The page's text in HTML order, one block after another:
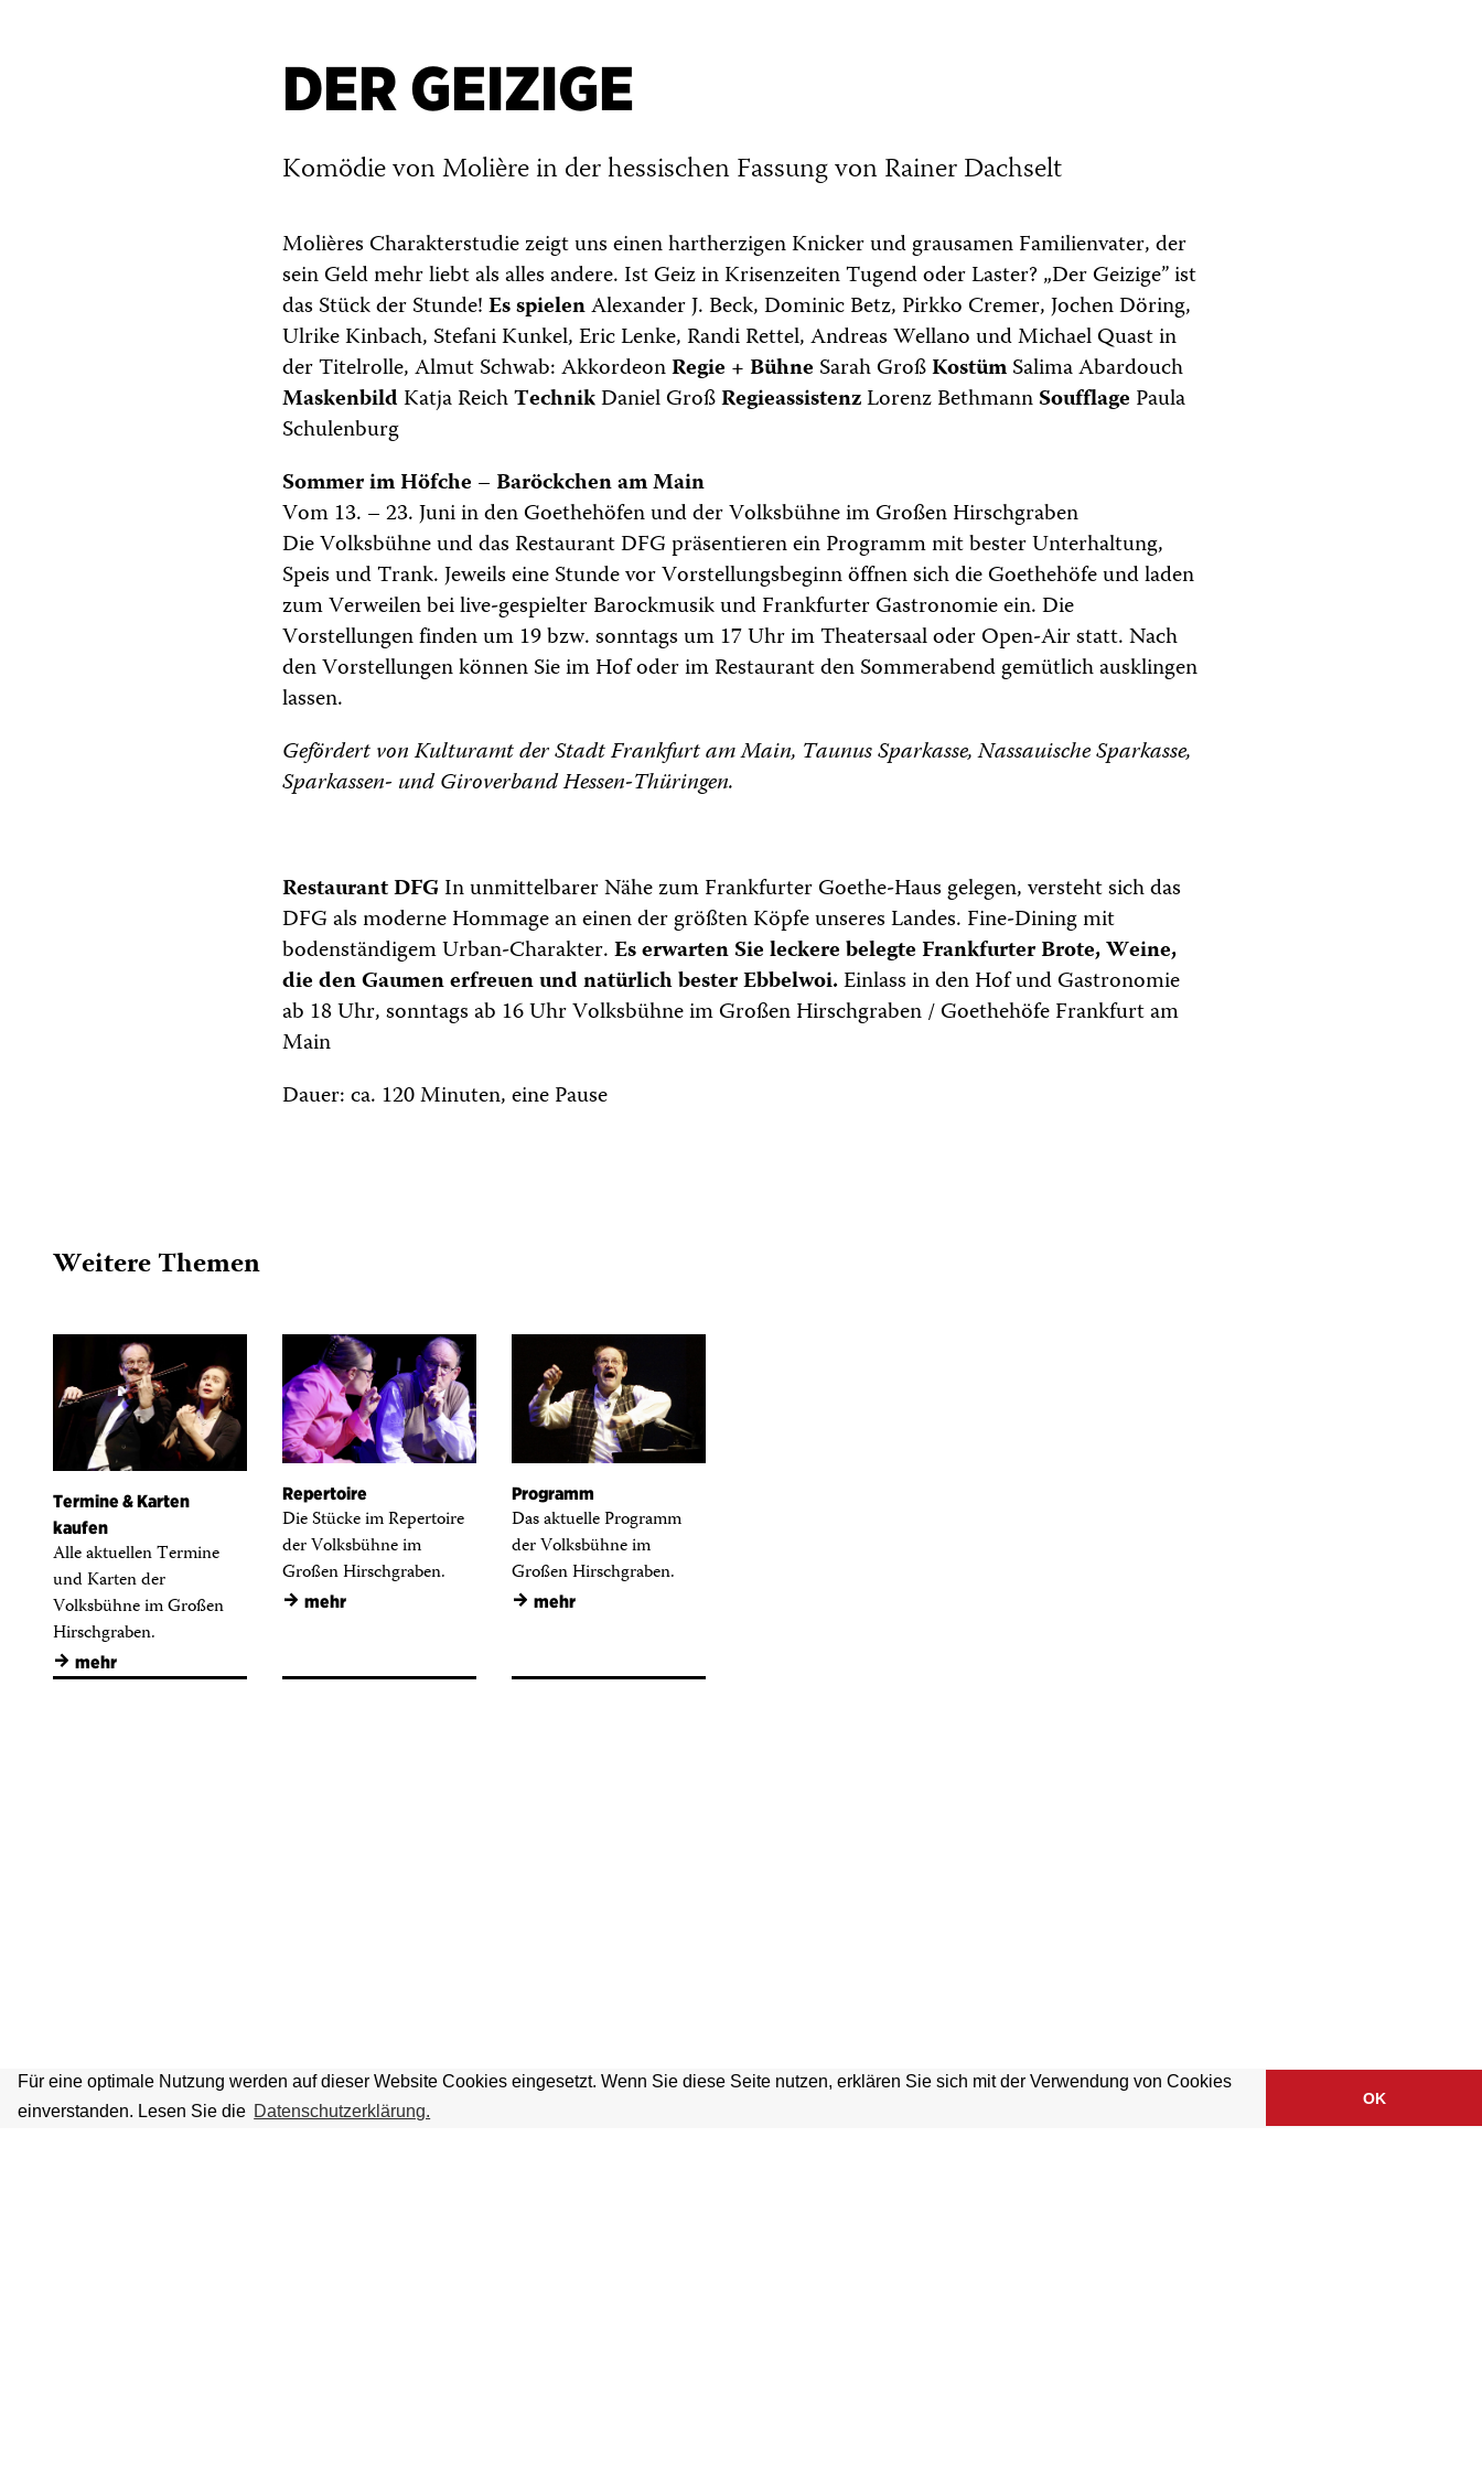
Für eine optimale Nutzung werden auf dieser Website Cookies eingesetzt. Wenn Sie diese Seite nutzen, erklären Sie sich mit der Verwendung von Cookies
einverstanden. Lesen Sie die Datenschutzerklärung.
OK
DER GEIZIGE
Komödie von Molière in der hessischen Fassung von Rainer Dachselt
Molières Charakterstudie zeigt uns einen hartherzigen Knicker und grausamen Familienvater, der
sein Geld mehr liebt als alles andere. Ist Geiz in Krisenzeiten Tugend oder Laster? „Der Geizige” ist
das Stück der Stunde!Es spielenAlexander J. Beck, Dominic Betz, Pirkko Cremer, Jochen Döring,
Ulrike Kinbach, Stefani Kunkel, Eric Lenke, Randi Rettel, Andreas Wellano und Michael Quast in
der Titelrolle, Almut Schwab: AkkordeonRegie + Bühne Sarah GroßKostümSalima Abardouch
MaskenbildKatja ReichTechnikDaniel GroßRegieassistenzLorenz BethmannSoufflage Paula
Schulenburg
Sommer im Höfche – Baröckchen am Main
Vom 13. – 23. Juni in den Goethehöfen und der Volksbühne im Großen Hirschgraben
Die Volksbühne und das Restaurant DFG präsentieren ein Programm mit bester Unterhaltung,
Speis und Trank. Jeweils eine Stunde vor Vorstellungsbeginn öffnen sich die Goethehöfe und laden
zum Verweilen bei live-gespielter Barockmusik und Frankfurter Gastronomie ein. Die
Vorstellungen finden um 19 bzw. sonntags um 17 Uhr im Theatersaal oder Open-Air statt. Nach
den Vorstellungen können Sie im Hof oder im Restaurant den Sommerabend gemütlich ausklingen
lassen.
Gefördert von Kulturamt der Stadt Frankfurt am Main, Taunus Sparkasse, Nassauische Sparkasse,
Sparkassen- und Giroverband Hessen-Thüringen.
Restaurant DFGIn unmittelbarer Nähe zum Frankfurter Goethe-Haus gelegen, versteht sich das
DFG als moderne Hommage an einen der größten Köpfe unseres Landes. Fine-Dining mit
bodenständigem Urban-Charakter.Es erwarten Sie leckere belegte Frankfurter Brote, Weine,
die den Gaumen erfreuen und natürlich bester Ebbelwoi.Einlass in den Hof und Gastronomie
ab 18 Uhr, sonntags ab 16 Uhr Volksbühne im Großen Hirschgraben / Goethehöfe Frankfurt am
Main
Dauer: ca. 120 Minuten, eine Pause
Weitere Themen
Termine & Karten
kaufen
Alle aktuellen Termine
und Karten der
Volksbühne im Großen
Hirschgraben.
→ mehr
Repertoire
Die Stücke im Repertoire
der Volksbühne im
Großen Hirschgraben.
→ mehr
Programm
Das aktuelle Programm
der Volksbühne im
Großen Hirschgraben.
→ mehr